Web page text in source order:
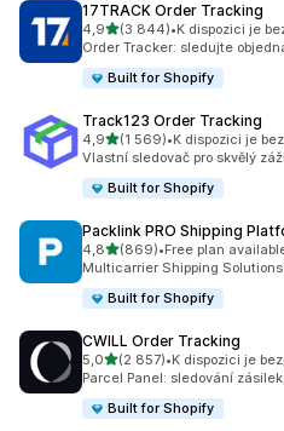
17TRACK Order Tracking
4,9z 5 hvězd
(3 844)
Celkový počet recenzí: 3844
•K dispozici je
Order Tracker: sledujte
Built for Shopify
Track123 Order Tracking
4,9z 5 hvězd
(1 569)
Celkový počet recenzí: 1569
•K dispozici je
Vlastní sledovač pro skvělý
Built for Shopify
Packlink PRO Shipping
4,8z 5 hvězd
(869)
Celkový počet recenzí: 869
•Free plan
Multicarrier Shipping
Built for Shopify
CWILL Order Tracking
5,0z 5 hvězd
(2 857)
Celkový počet recenzí: 2857
•K dispozici je
Parcel Panel: sledování
Built for Shopify